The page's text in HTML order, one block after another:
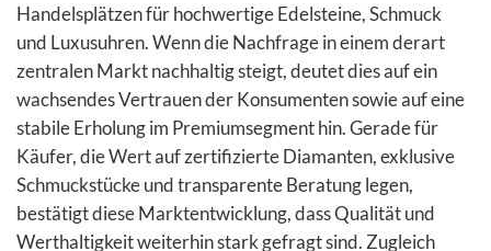
Handelsplätzen für hochwertige Edelsteine, Schmuck
und Luxusuhren. Wenn die Nachfrage in einem derart
zentralen Markt nachhaltig steigt, deutet dies auf ein
wachsendes Vertrauen der Konsumenten sowie auf eine
stabile Erholung im Premiumsegment hin. Gerade für
Käufer, die Wert auf zertifizierte Diamanten, exklusive
Schmuckstücke und transparente Beratung legen,
bestätigt diese Marktentwicklung, dass Qualität und
Werthaltigkeit weiterhin stark gefragt sind. Zugleich